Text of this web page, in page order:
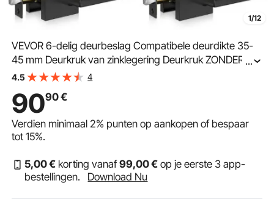
1/12
VEVOR 6-delig deurbeslag Compatibele deurdikte 35-
45 mm Deurkruk van zinklegering Deurkruk ZONDER
vergrendelingsfunctie Deurkruk 60 / 70 mm Verstelbare
...
4.5 4
9090€
Verdien minimaal2% punten op aankopen of bespaar
tot15%.
5,00€ korting vanaf99,00€ op je eerste 3 app-
bestellingen.
Download Nu